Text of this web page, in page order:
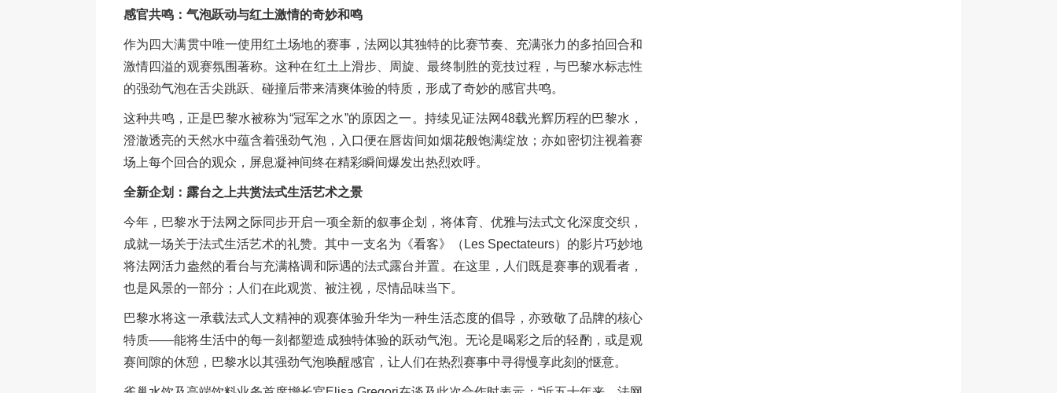
感官共鸣：气泡跃动与红土激情的奇妙和鸣
作为四大满贯中唯一使用红土场地的赛事，法网以其独特的比赛节奏、充满张力的多拍回合和
激情四溢的观赛氛围著称。这种在红土上滑步、周旋、最终制胜的竞技过程，与巴黎水标志性
的强劲气泡在舌尖跳跃、碰撞后带来清爽体验的特质，形成了奇妙的感官共鸣。
这种共鸣，正是巴黎水被称为“冠军之水”的原因之一。持续见证法网48载光辉历程的巴黎水，
澄澈透亮的天然水中蕴含着强劲气泡，入口便在唇齿间如烟花般饱满绽放；亦如密切注视着赛
场上每个回合的观众，屏息凝神间终在精彩瞬间爆发出热烈欢呼。
全新企划：露台之上共赏法式生活艺术之景
今年，巴黎水于法网之际同步开启一项全新的叙事企划，将体育、优雅与法式文化深度交织，
成就一场关于法式生活艺术的礼赞。其中一支名为《看客》（Les Spectateurs）的影片巧妙地
将法网活力盎然的看台与充满格调和际遇的法式露台并置。在这里，人们既是赛事的观看者，
也是风景的一部分；人们在此观赏、被注视，尽情品味当下。
巴黎水将这一承载法式人文精神的观赛体验升华为一种生活态度的倡导，亦致敬了品牌的核心
特质——能将生活中的每一刻都塑造成独特体验的跃动气泡。无论是喝彩之后的轻酌，或是观
赛间隙的休憩，巴黎水以其强劲气泡唤醒感官，让人们在热烈赛事中寻得慢享此刻的惬意。